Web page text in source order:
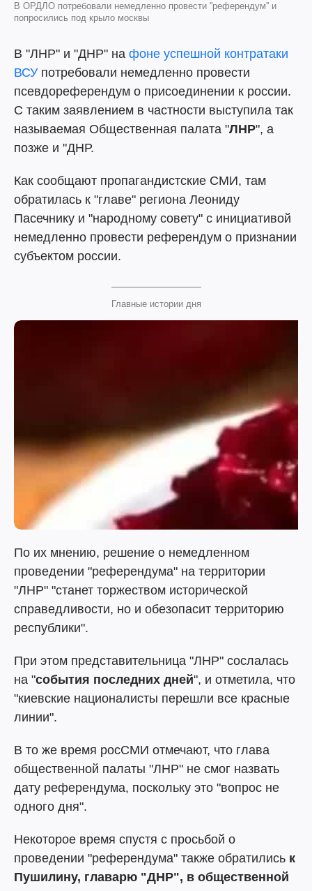
В ОРДЛО потребовали немедленно провести ''референдум'' и
попросились под крыло москвы
В "ЛНР" и "ДНР" на фоне успешной контратаки
ВСУпотребовали немедленно провести
псевдореферендум о присоединении к россии.
С таким заявлением в частности выступила так
называемая Общественная палата "ЛНР", а
позже и "ДНР.
Как сообщают пропагандистские СМИ, там
обратилась к "главе" региона Леониду
Пасечнику и "народному совету" с инициативой
немедленно провести референдум о признании
субъектом россии.
Главные истории дня
По их мнению, решение о немедленном
проведении "референдума" на территории
"ЛНР" "станет торжеством исторической
справедливости, но и обезопасит территорию
республики".
При этом представительница "ЛНР" сослалась
на "события последних дней", и отметила, что
"киевские националисты перешли все красные
линии".
В то же время росСМИ отмечают, что глава
общественной палаты "ЛНР" не смог назвать
дату референдума, поскольку это "вопрос не
одного дня".
Некоторое время спустя с просьбой о
проведении "референдума" также обратились к
Пушилину, главарю "ДНР", в общественной